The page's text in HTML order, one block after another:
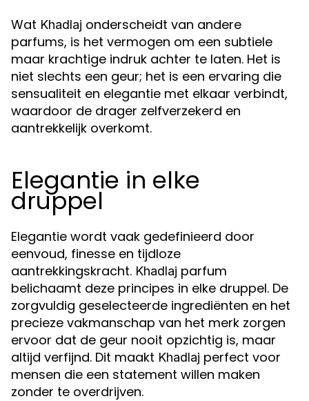
Wat Khadlaj onderscheidt van andere
parfums, is het vermogen om een subtiele
maar krachtige indruk achter te laten. Het is
niet slechts een geur; het is een ervaring die
sensualiteit en elegantie met elkaar verbindt,
waardoor de drager zelfverzekerd en
aantrekkelijk overkomt.
Elegantie in elke
druppel
Elegantie wordt vaak gedefinieerd door
eenvoud, finesse en tijdloze
aantrekkingskracht. Khadlaj parfum
belichaamt deze principes in elke druppel. De
zorgvuldig geselecteerde ingrediënten en het
precieze vakmanschap van het merk zorgen
ervoor dat de geur nooit opzichtig is, maar
altijd verfijnd. Dit maakt Khadlaj perfect voor
mensen die een statement willen maken
zonder te overdrijven.